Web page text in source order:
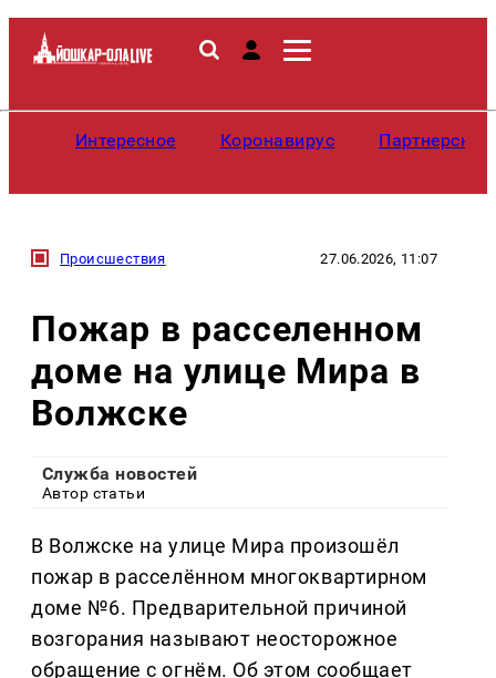
Интересное Коронавирус
Происшествия 27.06.2026, 11:07
Пожар в расселенном
доме на улице Мира в
Волжске
Служба новостей
Автор статьи
В Волжске на улице Мира произошёл
пожар в расселённом многоквартирном
доме №6. Предварительной причиной
возгорания называют неосторожное
обращение с огнём. Об этом сообщает